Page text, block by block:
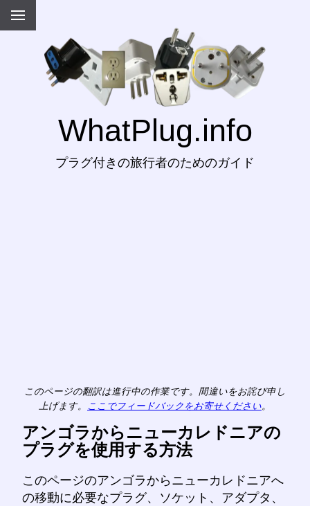
WhatPlug.info
プラグ付きの旅行者のためのガイド
このページの翻訳は進行中の作業です。間違いをお詫び申し
上げます。
ここでフィードバックをお寄せください。
アンゴラからニューカレドニアの
プラグを使用する方法
このページのアンゴラからニューカレドニアへ
の移動に必要なプラグ、ソケット、アダプタ、